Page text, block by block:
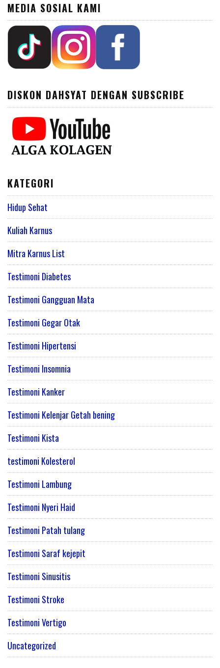
MEDIA SOSIAL KAMI
DISKON DAHSYAT DENGAN SUBSCRIBE
KATEGORI
Hidup Sehat
Kuliah Karnus
Mitra Karnus List
Testimoni Diabetes
Testimoni Gangguan Mata
Testimoni Gegar Otak
Testimoni Hipertensi
Testimoni Insomnia
Testimoni Kanker
Testimoni Kelenjar Getah bening
Testimoni Kista
testimoni Kolesterol
Testimoni Lambung
Testimoni Nyeri Haid
Testimoni Patah tulang
Testimoni Saraf kejepit
Testimoni Sinusitis
Testimoni Stroke
Testimoni Vertigo
Uncategorized